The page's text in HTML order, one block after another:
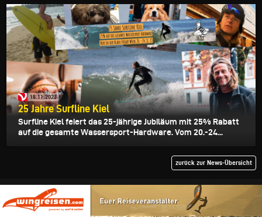
18.11.2023
25 Jahre Surfline Kiel
Surfline Kiel feiert das 25-jährige Jubiläum mit 25% Rabatt
auf die gesamte Wassersport-Hardware. Vom 20.-24...
zurück zur News-Übersicht